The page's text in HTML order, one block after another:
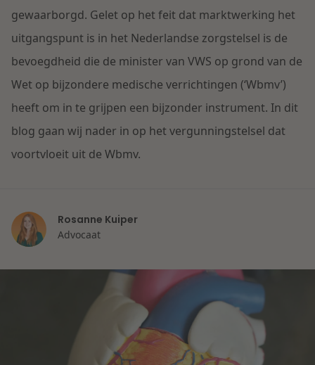
gewaarborgd. Gelet op het feit dat marktwerking het
uitgangspunt is in het Nederlandse zorgstelsel is de
bevoegdheid die de minister van VWS op grond van de
Wet op bijzondere medische verrichtingen (‘Wbmv’)
heeft om in te grijpen een bijzonder instrument. In dit
blog gaan wij nader in op het vergunningstelsel dat
voortvloeit uit de Wbmv.
Rosanne Kuiper
Advocaat